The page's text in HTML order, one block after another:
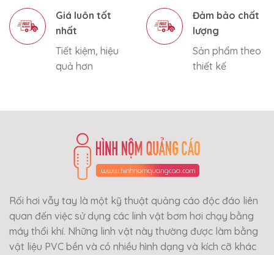
Giá luôn tốt
nhất
Tiết kiệm, hiệu
quả hơn
Đảm bảo chất
lượng
Sản phẩm theo
thiết kế
Rối hơi vẫy tay là một kỹ thuật quảng cáo độc đáo liên
quan đến việc sử dụng các linh vật bơm hơi chạy bằng
máy thổi khí. Những linh vật này thường được làm bằng
vật liệu PVC bền và có nhiều hình dạng và kích cỡ khác